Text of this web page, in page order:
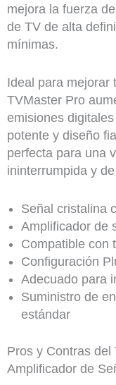
mejora la fuerza
de TV de alta
mínimas.
Ideal para mejorar
TVMaster Pro
emisiones
potente y diseño
perfecta para una
ininterrumpida y
Señal cristalina
Amplificador de
Compatible con
Configuración
Adecuado para
Suministro de
estándar
Pros y Contras
Amplificador de